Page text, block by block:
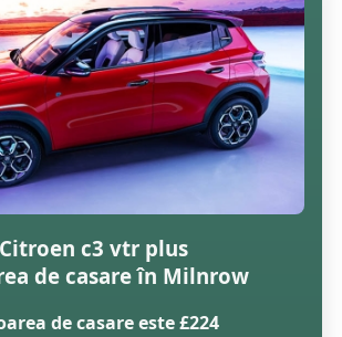
Citroen c3 vtr plus
de casare în Milnrow
de casare este £224